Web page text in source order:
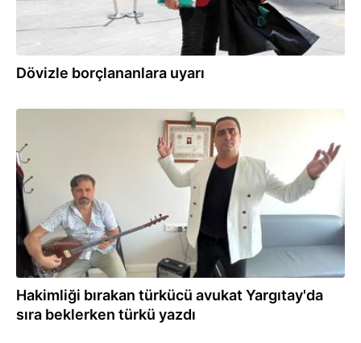
Dövizle borçlananlara uyarı
Hakimliği bırakan türkücü avukat Yargıtay'da
sıra beklerken türkü yazdı